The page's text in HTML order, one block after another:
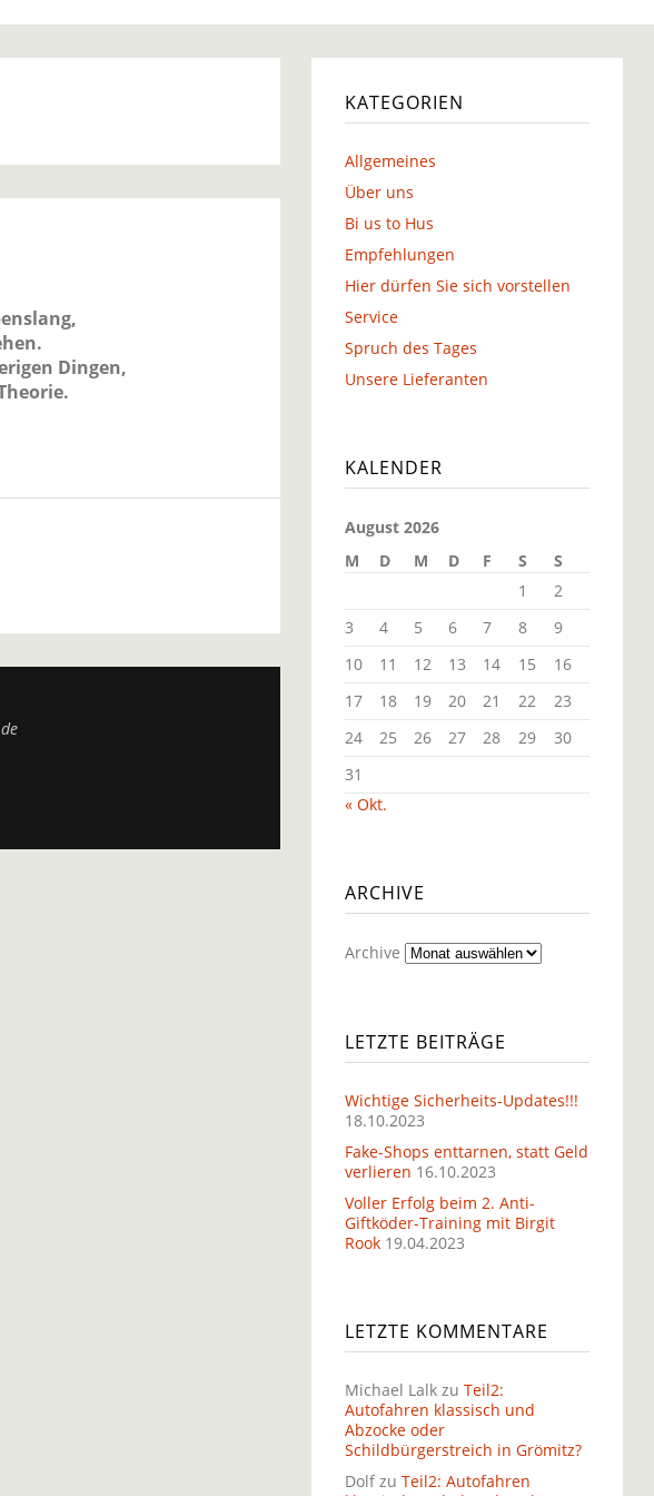
Alltag
Dingen,
KATEGORIEN
Allgemeines
Über uns
Bi us to Hus
Empfehlungen
Hier dürfen Sie sich vorstellen
Service
Spruch des Tages
Unsere Lieferanten
KALENDER
August 2026
M
D M D F S
S
1
2
3
4 5 6 7 8
9
10
11 12 13 14 15
16
17
18 19 20 21 22
23
24
25 26 27 28 29
30
31
« Okt.
ARCHIVE
Archive
LETZTE BEITRÄGE
Wichtige Sicherheits-Updates!!!
18.10.2023
Fake-Shops enttarnen, statt Geld
verlieren 16.10.2023
Voller Erfolg beim 2. Anti-
Giftköder-Training mit Birgit
Rook 19.04.2023
LETZTE KOMMENTARE
Michael Lalkzu Teil2:
Autofahren klassisch und
Abzocke oder
Schildbürgerstreich in Grömitz?
Dolfzu Teil2: Autofahren